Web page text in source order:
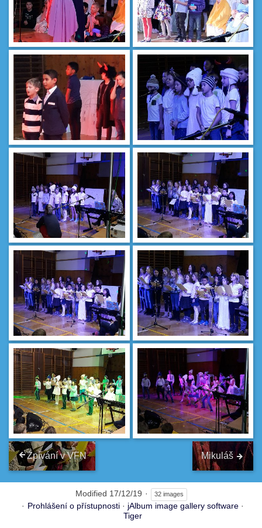
Zpívání v VFN Mikuláš
Modified 17/12/19 32 images
Prohlášení o přístupnosti· jAlbum image gallery software·
Tiger